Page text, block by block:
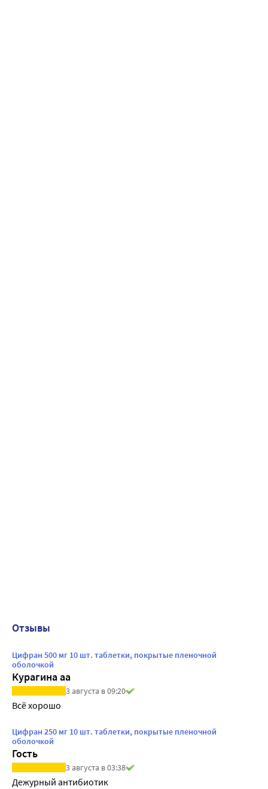
Отзывы
Цифран 500 мг 10 шт. таблетки, покрытые пленочной
оболочкой
Курагина аа
3 августа в 09:20
Всё хорошо
Цифран 250 мг 10 шт. таблетки, покрытые пленочной
оболочкой
Гость
3 августа в 03:38
Дежурный антибиотик